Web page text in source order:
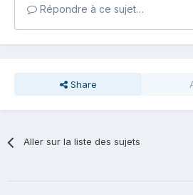
Répondre à ce sujet…
Share
Aller sur la liste des sujets